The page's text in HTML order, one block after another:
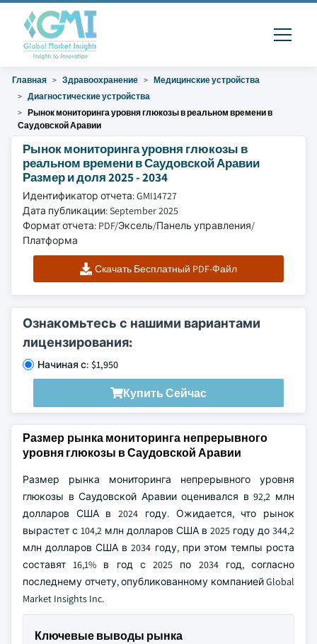
Главная Здравоохранение
Медицинские устройства
Диагностические устройства
Рынок мониторинга уровня глюкозы в реальном времени в
Саудовской Аравии
Рынок мониторинга уровня глюкозы в
реальном времени в Саудовской Аравии
Размер и доля 2025 - 2034
Идентификатор отчета: GMI14727
Дата публикации: September 2025
Формат отчета: PDF/Эксель/Панель управления/
Платформа
Скачать Бесплатный PDF-Файл
Ознакомьтесь с нашими вариантами
лицензирования:
Начиная с: $1,950
Купить Сейчас
Размер рынка мониторинга непрерывного
уровня глюкозы в Саудовской Аравии
Размер рынка мониторинга непрерывного уровня
глюкозы в Саудовской Аравии оценивался в 92,2 млн
долларов США в 2024 году. Ожидается, что рынок
вырастет с 104,2 млн долларов США в 2025 году до 344,2
млн долларов США в 2034 году, при этом темпы роста
составят 16,1% в год с 2025 по 2034 год, согласно
последнему отчету, опубликованному компанией Global
Market Insights Inc.
Ключевые выводы рынка